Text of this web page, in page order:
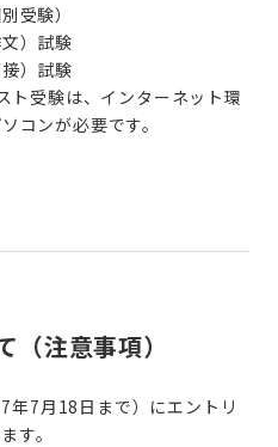
受験）
）試験
）試験
受験は、インターネット環
コンが必要です。
注意事項）
年7月18日まで）にエントリ
す。